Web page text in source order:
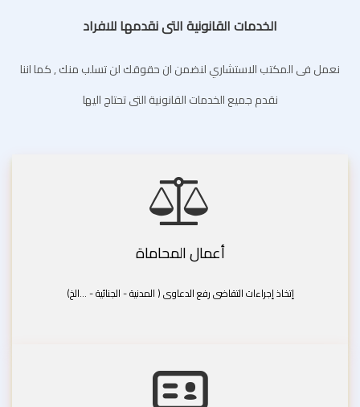
الخدمات القانونية التى نقدمها للافراد
نعمل فى المكتب الاستشاري لنضمن ان حقوقك لن تسلب منك , كما اننا
نقدم جميع الخدمات القانونية التى تحتاج اليها
أعمال المحاماة
إتخاذ إجراءات التقاضى رفع الدعاوى ( المدنية - الجنائية - ...الخ)